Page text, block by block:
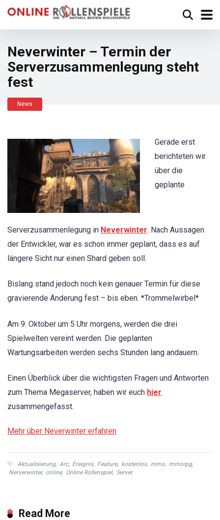
Neverwinter – Termin der
Serverzusammenlegung steht
fest
News
Gerade erst
berichteten wir
über die
geplante
Serverzusammenlegung in Neverwinter. Nach Aussagen
der Entwickler, war es schon immer geplant, dass es auf
längere Sicht nur einen Shard geben soll.
Bislang stand jedoch noch kein genauer Termin für diese
gravierende Änderung fest – bis eben. *Trommelwirbel*
Am 9. Oktober um 5 Uhr morgens, werden die drei
Spielwelten vereint werden. Die geplanten
Wartungsarbeiten werden sechs Stunden lang andauern.
Einen Überblick über die wichtigsten Fragen und Antworten
zum Thema Megaserver, haben wir euch hier
zusammengefasst.
Mehr über Neverwinter erfahren
Aktualisierung, Arc, Ereignis, Feature, kostenlos, mmo, mmorpg,
Nerverwinter, online, Online Rollenspiel, Server
Read More